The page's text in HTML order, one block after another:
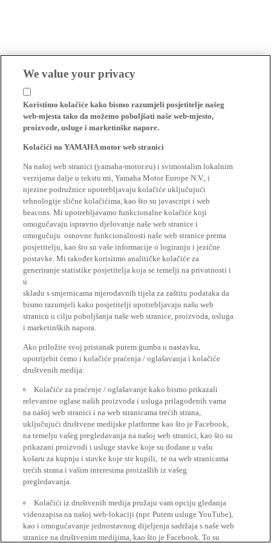
We value your privacy
Koristimo kolačiće kako bismo razumjeli posjetitelje našeg
web-mjesta tako da možemo poboljšati naše web-mjesto,
proizvode, usluge i marketinške napore.
Kolačići na YAMAHA motor web stranici
Na našoj web stranici (yamaha-motor.eu) i svimostalim lokalnim
verzijama dalje u tekstu mi, Yamaha Motor Europe N.V., i
njezine podružnice upotrebljavaju kolačiće uključujući
tehnologije slične kolačićima, kao što su javascript i web
beacons. Mi upotrebljavamo funkcionalne kolačiće koji
omogučavaju ispravno djelovanje naše web stranice i
omogučuju osnovne funkcionalnosti naše web stranice prema
posjetitelju, kao što su vaše informacije o logiranju i jezične
postavke. Mi također korisitmo analitičke kolačiće za
generiranje statistike posjetitelja koja se temelji na privatnosti i
u
skladu s smjernicama mjerodavnih tijela za zaštitu podataka da
bismo razumjeli kako posjetitelji upotrebljavaju našu web
stranicu u cilju poboljšanja naše web stranice, proizvoda, usluga
i marketinških napora.
Ako priložite svoj pristanak putem gumba u nastavku,
upotrijebit ćemo i kolačiće praćenja / oglašavanja i kolačiće
društvenih medija:
Kolačiće za praćenje / oglašavanje kako bismo prikazali
relevantne oglase naših proizvoda i usluga prilagođenih vama
na našoj web stranici i na web stranicama trećih strana,
uključujući društvene medijske platforme kao što je Facebook,
na temelju vašeg pregledavanja na našoj web stranici, kao što su
prikazani proizvodi i usluge stavke koje su dodane u vašu
košaru za kupnju i stavke koje ste kupili, te na web stranicama
trećih strana i vašim interesima proizašlih iz vašeg
pregledavanja.
Kolačići iz društvenih medija pružaju vam opciju gledanja
videozapisa na našoj web-lokaciji (npr. Putem usluge YouTube),
kao i omogućavanje jednostavnog dijeljenja sadržaja s naše web
stranice na društvenim medijima, kao što je Facebook. To su